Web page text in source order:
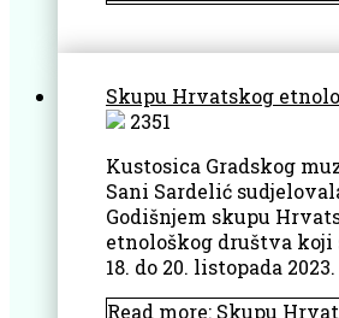
Skupu Hrvatskog
2351
Kustosica Gradskog
Sani Sardelić
Godišnjem skupu
etnološkog društva koji
18. do 20. listopada
Read more: Skupu